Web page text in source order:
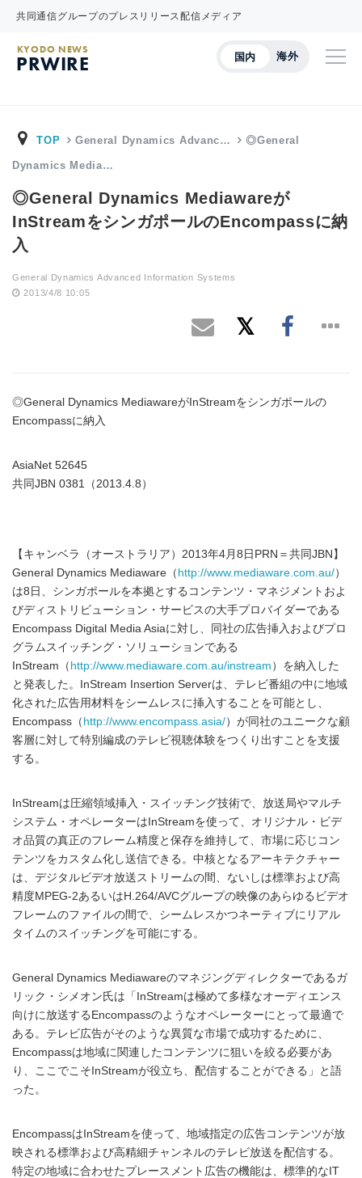
共同通信グループのプレスリリース配信メディア
国内 海外
KYODO NEWS
PRWIRE
TOP General Dynamics Advanc… ◎General
Dynamics Media…
◎General Dynamics Mediawareが
InStreamをシンガポールのEncompassに納
入
General Dynamics Advanced Information Systems
2013/4/8 10:05
◎General Dynamics MediawareがInStreamをシンガポールの
Encompassに納入
AsiaNet 52645
共同JBN 0381（2013.4.8）
【キャンベラ（オーストラリア）2013年4月8日PRN＝共同JBN】
General Dynamics Mediaware（ http://www.mediaware.com.au/）
は8日、シンガポールを本拠とするコンテンツ・マネジメントおよ
びディストリビューション・サービスの大手プロバイダーである
Encompass Digital Media Asiaに対し、同社の広告挿入およびプロ
グラムスイッチング・ソリューションである
InStream（ http://www.mediaware.com.au/instream ）を納入した
と発表した。InStream Insertion Serverは、テレビ番組の中に地域
化された広告用材料をシームレスに挿入することを可能とし、
Encompass（ http://www.encompass.asia/）が同社のユニークな顧
客層に対して特別編成のテレビ視聴体験をつくり出すことを支援
する。
InStreamは圧縮領域挿入・スイッチング技術で、放送局やマルチ
システム・オペレーターはInStreamを使って、オリジナル・ビデ
オ品質の真正のフレーム精度と保存を維持して、市場に応じコン
テンツをカスタム化し送信できる。中核となるアーキテクチャー
は、デジタルビデオ放送ストリームの間、ないしは標準および高
精度MPEG-2あるいはH.264/AVCグループの映像のあらゆるビデオ
フレームのファイルの間で、シームレスかつネーティブにリアル
タイムのスイッチングを可能にする。
General Dynamics Mediawareのマネジングディレクターであるガ
リック・シメオン氏は「InStreamは極めて多様なオーディエンス
向けに放送するEncompassのようなオペレーターにとって最適で
ある。テレビ広告がそのような異質な市場で成功するために、
Encompassは地域に関連したコンテンツに狙いを絞る必要があ
り、ここでこそInStreamが役立ち、配信することができる」と語
った。
EncompassはInStreamを使って、地域指定の広告コンテンツが放
映される標準および高精細チャンネルのテレビ放送を配信する。
特定の地域に合わせたプレースメント広告の機能は、標準的なIT